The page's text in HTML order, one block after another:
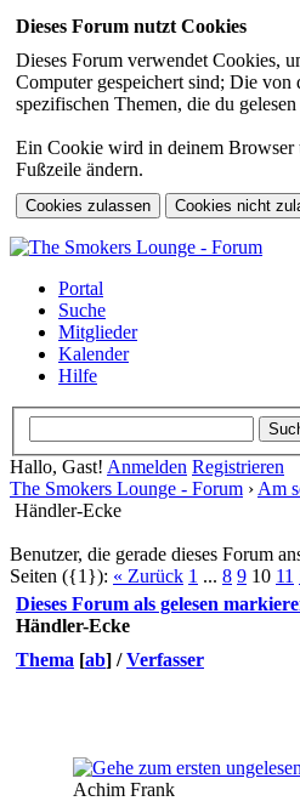
Dieses Forum nutzt Cookies
Dieses Forum verwendet Cookies,
Computer gespeichert sind; Die von
spezifischen Themen, die du
Ein Cookie wird in deinem Browser
Fußzeile ändern.
Portal
Suche
Mitglieder
Kalender
Hilfe
Hallo, Gast! Anmelden Registrieren
The Smokers Lounge - Forum › Am
Händler-Ecke
Benutzer, die gerade dieses Forum
Seiten ({1}): « Zurück 1 ... 8 9 10 11
Dieses Forum als gelesen
Händler-Ecke
Thema [ab] /Verfasser
Achim Frank